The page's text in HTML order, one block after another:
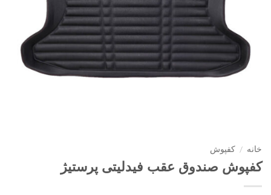
خانه / کفپوش
کفپوش صندوق عقب فیدلیتی پرستیژ